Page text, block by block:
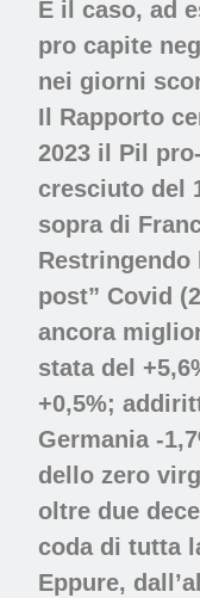
È il caso, ad
pro capite
nei giorni
Il Rapporto
2023 il Pil
cresciuto del
sopra di
Restringendo
post” Covid
ancora
stata del
+0,5%;
Germania -
dello zero
oltre due
coda di tutta
Eppure,